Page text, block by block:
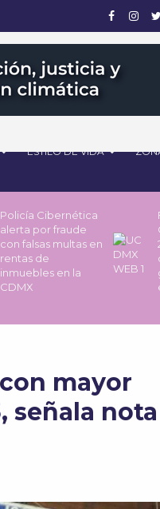
ESTILO DE VIDA
Policía Cibernética
alerta por fraude
con falsas multas en
rentas de
inmuebles en la
CDMX
mayor
señala nota